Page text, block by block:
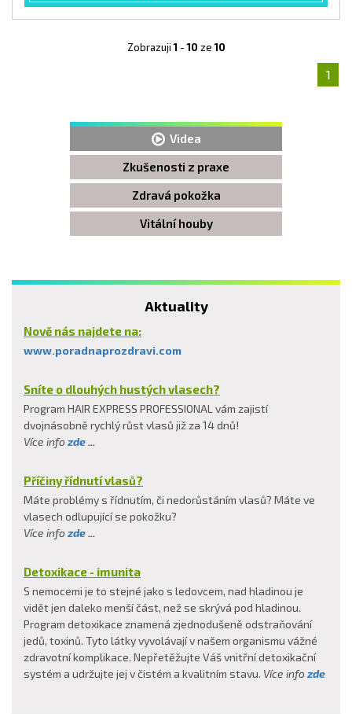
Zobrazuji1 -10 ze10
1
Videa
Zkušenosti z praxe
Zdravá pokožka
Vitální houby
Aktuality
Nově nás najdete na:
www.poradnaprozdravi.com
Sníte o dlouhých hustých vlasech?
Program HAIR EXPRESS PROFESSIONAL vám zajistí
dvojnásobně rychlý růst vlasů již za 14 dnů!
Více info zde...
Příčiny řídnutí vlasů?
Máte problémy s řídnutím, či nedorůstáním vlasů? Máte ve
vlasech odlupující se pokožku?
Více info zde...
Detoxikace - imunita
S nemocemi je to stejné jako s ledovcem, nad hladinou je
vidět jen daleko menší část, než se skrývá pod hladinou.
Program detoxikace znamená zjednodušeně odstraňování
jedů, toxinů. Tyto látky vyvolávají v našem organismu vážné
zdravotní komplikace. Nepřetěžujte Váš vnitřní detoxikační
systém a udržujte jej v čistém a kvalitním stavu. Více info zde